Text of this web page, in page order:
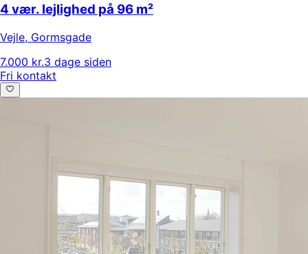
4 vær. lejlighed på 96 m²
Vejle, Gormsgade
7.000 kr.3 dage siden
Fri kontakt